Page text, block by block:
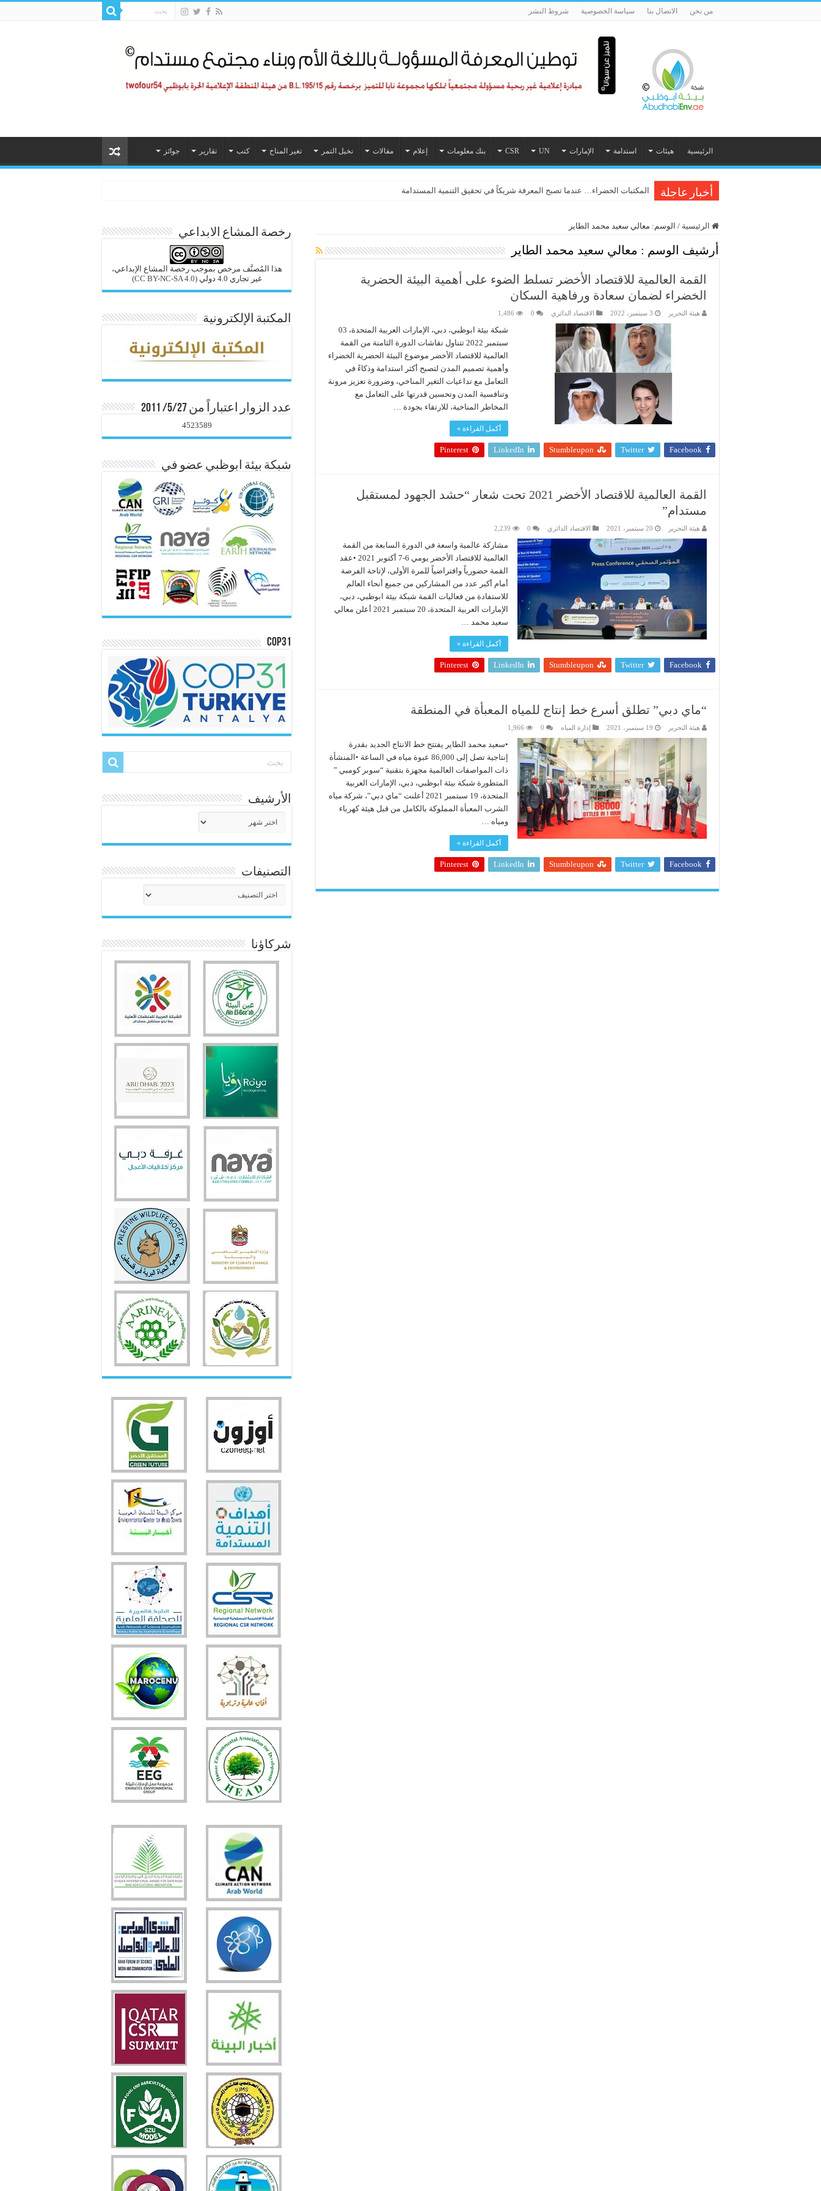
من نحن الاتصال بنا سياسة الخصوصية شروط النشر
الرئيسية هيئات استدامة الإمارات UN
CSR بنك معلومات إعلام مقالات نخيل التمر تغير المناخ كتب تقارير جوائز
أخبار عاجلة شفرة الانقراض: “الذكاء الاصطناعي الخارق” يهدد بقاء الجنس البشري
الرئيسية / الوسم: معالي سعيد محمد الطاير
أرشيف الوسم : معالي سعيد محمد الطاير
القمة العالمية للاقتصاد الأخضر تسلط الضوء على أهمية البيئة الحضرية
الخضراء لضمان سعادة ورفاهية السكان
هيئة التحرير 3 سبتمبر، 2022 الاقتصاد الدائري 0
1,486
شبكة بيئة ابوظبي، دبي، الإمارات العربية المتحدة، 03
سبتمبر 2022 تتناول نقاشات الدورة الثامنة من القمة
العالمية للاقتصاد الأخضر موضوع البيئة الحضرية الخضراء
وأهمية تصميم المدن لتصبح أكثر استدامة وذكاءً في
التعامل مع تداعيات التغير المناخي، وضرورة تعزيز مرونة
وتنافسية المدن وتحسين قدرتها على التعامل مع
المخاطر المناخية، للارتقاء بجودة …
أكمل القراءة »
Facebook
Twitter
Stumbleupon
LinkedIn
Pinterest
القمة العالمية للاقتصاد الأخضر 2021 تحت شعار “حشد الجهود لمستقبل
مستدام”
هيئة التحرير 20 سبتمبر، 2021 الاقتصاد الدائري 0
2,239
مشاركة عالمية واسعة في الدورة السابعة من القمة
العالمية للاقتصاد الأخضر يومي 6-7 أكتوبر 2021 •عقد
القمة حضورياً وافتراضياً للمرة الأولى، لإتاحة الفرصة
أمام أكبر عدد من المشاركين من جميع أنحاء العالم
للاستفادة من فعاليات القمة شبكة بيئة ابوظبي، دبي،
الإمارات العربية المتحدة، 20 سبتمبر 2021 أعلن معالي
سعيد محمد …
أكمل القراءة »
Facebook
Twitter
Stumbleupon
LinkedIn
Pinterest
“ماي دبي” تطلق أسرع خط إنتاج للمياه المعبأة في المنطقة
هيئة التحرير 19 سبتمبر، 2021 إدارة المياه 0
1,966
•سعيد محمد الطاير يفتتح خط الانتاج الجديد بقدرة
إنتاجية تصل إلى 86,000 عبوة مياه في الساعة •المنشأة
ذات المواصفات العالمية مجهزة بتقنية “سوبر كومبي ”
المتطورة شبكة بيئة ابوظبي، دبي، الإمارات العربية
المتحدة، 19 سبتمبر 2021 أعلنت “ماي دبي”، شركة مياه
الشرب المعبأة المملوكة بالكامل من قبل هيئة كهرباء
ومياه …
أكمل القراءة »
Facebook
Twitter
Stumbleupon
LinkedIn
Pinterest
رخصة المشاع الابداعي
هذا المُصنَّف مرخص بموجب رخصة المشاع الإبداعي،
غير تجاري 4.0 دولي
(CC BY-NC-SA 4.0)
المكتبة الإلكترونية
عدد الزوار اعتباراً من 5/27/ 2011
4523589
شبكة بيئة ابوظبي عضو في
COP31
الأرشيف
التصنيفات
شركاؤنا